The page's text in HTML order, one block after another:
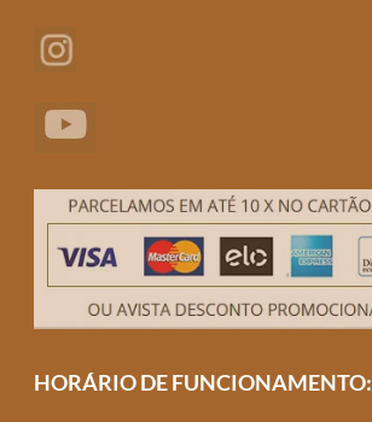
HORÁRIO DE FUNCIONAMENTO: